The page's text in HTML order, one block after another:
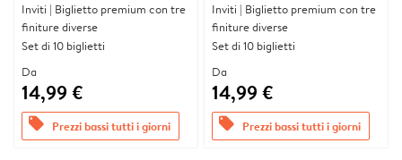
Inviti | Biglietto premium con tre
finiture diverse
Set di 10 biglietti
Da
14,99 €
offers Prezzi bassi tutti i giorni
Inviti | Biglietto premium con tre
finiture diverse
Set di 10 biglietti
Da
14,99 €
offers Prezzi bassi tutti i giorni